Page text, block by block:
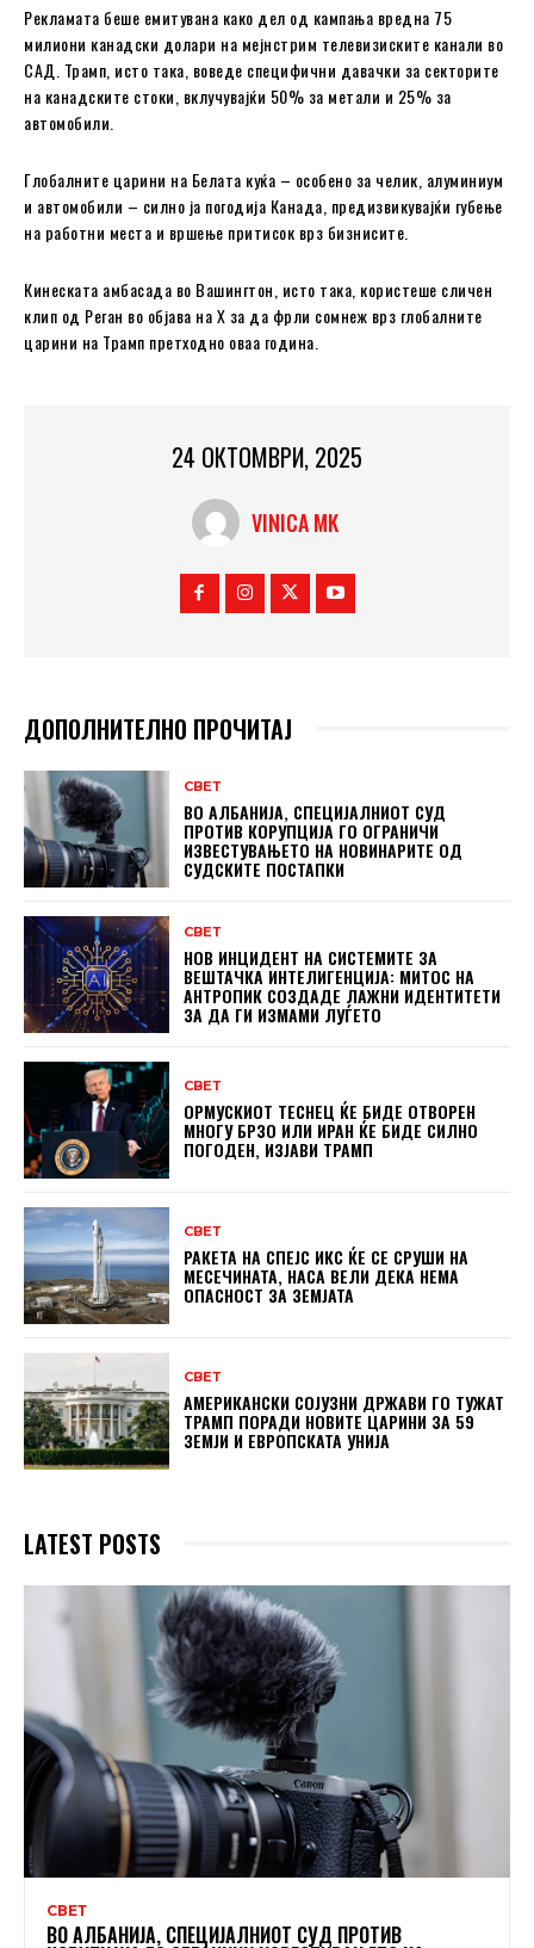
Рекламата беше емитувана како дел од кампања вредна 75
милиони канадски долари на мејнстрим телевизиските канали во
САД. Трамп, исто така, воведе специфични давачки за секторите
на канадските стоки, вклучувајќи 50% за метали и 25% за
автомобили.
Глобалните царини на Белата куќа – особено за челик, алуминиум
и автомобили – силно ја погодија Канада, предизвикувајќи губење
на работни места и вршење притисок врз бизнисите.
Кинеската амбасада во Вашингтон, исто така, користеше сличен
клип од Реган во објава на X за да фрли сомнеж врз глобалните
царини на Трамп претходно оваа година.
24 ОКТОМВРИ, 2025
VINICA MK
ДОПОЛНИТЕЛНО ПРОЧИТАЈ
СВЕТ
ВО АЛБАНИЈА, СПЕЦИЈАЛНИОТ СУД
ПРОТИВ КОРУПЦИЈА ГО ОГРАНИЧИ
ИЗВЕСТУВАЊЕТО НА НОВИНАРИТЕ ОД
СУДСКИТЕ ПОСТАПКИ
СВЕТ
НОВ ИНЦИДЕНТ НА СИСТЕМИТЕ ЗА
ВЕШТАЧКА ИНТЕЛИГЕНЦИЈА: МИТОС НА
АНТРОПИК СОЗДАДЕ ЛАЖНИ ИДЕНТИТЕТИ
ЗА ДА ГИ ИЗМАМИ ЛУЃЕТО
СВЕТ
ОРМУСКИОТ ТЕСНЕЦ ЌЕ БИДЕ ОТВОРЕН
МНОГУ БРЗО ИЛИ ИРАН ЌЕ БИДЕ СИЛНО
ПОГОДЕН, ИЗЈАВИ ТРАМП
СВЕТ
РАКЕТА НА СПЕЈС ИКС ЌЕ СЕ СРУШИ НА
МЕСЕЧИНАТА, НАСА ВЕЛИ ДЕКА НЕМА
ОПАСНОСТ ЗА ЗЕМЈАТА
СВЕТ
АМЕРИКАНСКИ СОЈУЗНИ ДРЖАВИ ГО ТУЖАТ
ТРАМП ПОРАДИ НОВИТЕ ЦАРИНИ ЗА 59
ЗЕМЈИ И ЕВРОПСКАТА УНИЈА
LATEST POSTS
СВЕТ
ВО АЛБАНИЈА, СПЕЦИЈАЛНИОТ СУД ПРОТИВ